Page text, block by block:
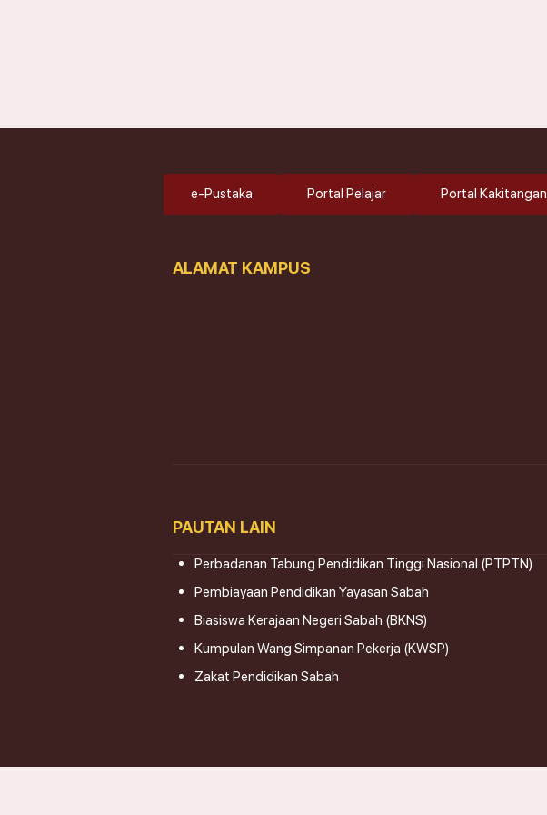
PAUTAN LAIN
Perbadanan Tabung Pendidikan Tinggi Nasional (PTPTN)
Pembiayaan Pendidikan Yayasan Sabah
Biasiswa Kerajaan Negeri Sabah (BKNS)
Kumpulan Wang Simpanan Pekerja (KWSP)
Zakat Pendidikan Sabah
ALAMAT KAMPUS
e-Pustaka Portal Pelajar Portal Kakitangan